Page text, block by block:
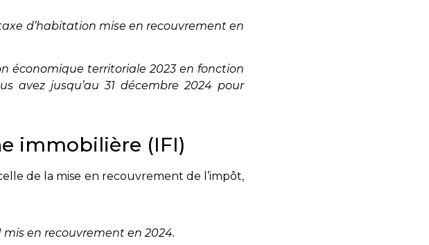
d’habitation mise en recouvrement en
économique territoriale 2023 en fonction
avez jusqu’au 31 décembre 2024 pour
immobilière (IFI)
de la mise en recouvrement de l’impôt,
mis en recouvrement en 2024.